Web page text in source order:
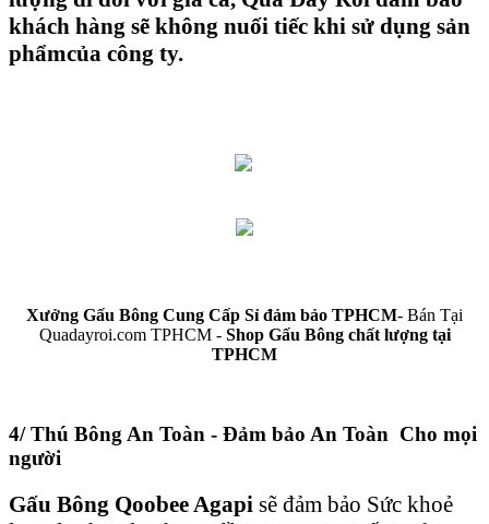
khách hàng sẽ không nuối tiếc khi sử dụng sản
phẩmcủa công ty.
Xưởng Gấu Bông Cung Cấp Sỉ đảm bảo TPHCM- Bán Tại
Quadayroi.com TPHCM - Shop Gấu Bông chất lượng tại
TPHCM
4/ Thú Bông An Toàn - Đảm bảo An Toàn Cho mọi
người
Gấu Bông Qoobee Agapi sẽ đảm bảo Sức khoẻ